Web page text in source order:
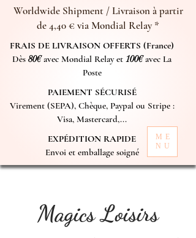
Worldwide Shipment / Livraison à partir
de 4,40 € via Mondial Relay *
FRAIS DE LIVRAISON OFFERTS (France)
Dès 80€avec Mondial Relay et 100€avec La
Poste
PAIEMENT SÉCURISÉ
Virement (SEPA), Chèque, Paypal ou Stripe :
Visa, Mastercard,...
EXPÉDITION RAPIDE
Envoi et emballage soigné
ME
NU
Magics Loisirs